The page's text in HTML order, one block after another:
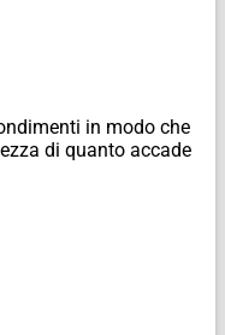
in modo che
di quanto accade